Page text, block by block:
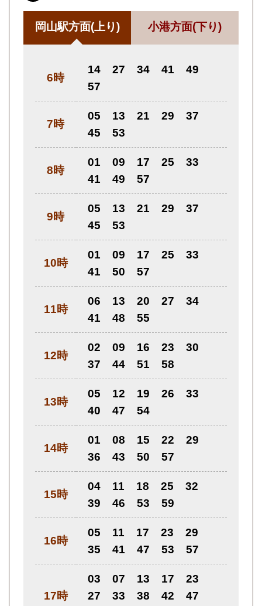
岡山駅方面(上り)
6時
14 27 34 41
49
57
7時
05 13 21 29
37
45
53
8時
01 09 17 25
33
41
49 57
9時
05 13 21 29
37
45
53
10時
01 09 17 25
33
41
50 57
11時
06 13 20 27
34
41
48 55
12時
02 09 16 23
30
37
44 51 58
13時
05 12 19 26
33
40
47 54
14時
01 08 15 22
29
36
43 50 57
15時
04 11 18 25
32
39
46 53 59
16時
05 11 17 23
29
35
41 47 53 57
17時
03 07 13 17
23
27
33 38 42
47
小港方面(下り)